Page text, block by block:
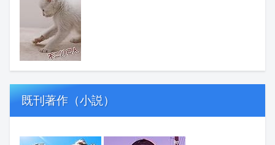
既刊著作（小説）